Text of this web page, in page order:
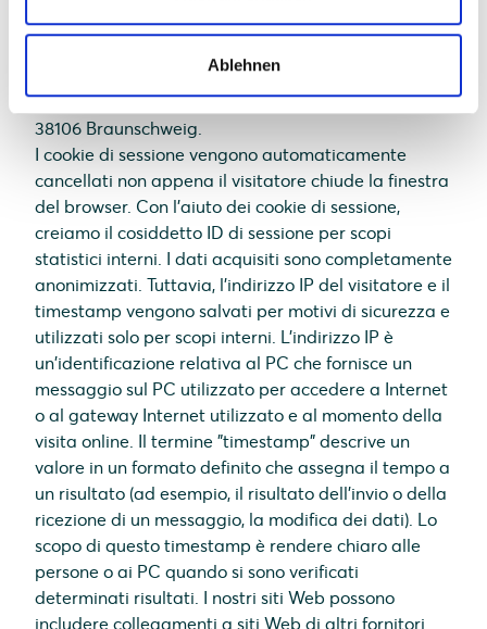
Ablehnen
temporanei di sessione) nella cache del PC del
rilevanti vengono così salvati sul server del nostro
fornitore di servizi: Bitformer GmbH, Mittelweg 7,
38106 Braunschweig.
I cookie di sessione vengono automaticamente
cancellati non appena il visitatore chiude la finestra
del browser. Con l'aiuto dei cookie di sessione,
creiamo il cosiddetto ID di sessione per scopi
statistici interni. I dati acquisiti sono completamente
anonimizzati. Tuttavia, l’indirizzo IP del visitatore e il
timestamp vengono salvati per motivi di sicurezza e
utilizzati solo per scopi interni. L'indirizzo IP è
un'identificazione relativa al PC che fornisce un
messaggio sul PC utilizzato per accedere a Internet
o al gateway Internet utilizzato e al momento della
visita online. Il termine "timestamp" descrive un
valore in un formato definito che assegna il tempo a
un risultato (ad esempio, il risultato dell'invio o della
ricezione di un messaggio, la modifica dei dati). Lo
scopo di questo timestamp è rendere chiaro alle
persone o ai PC quando si sono verificati
determinati risultati. I nostri siti Web possono
includere collegamenti a siti Web di altri fornitori